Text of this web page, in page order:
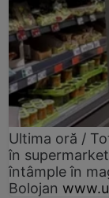
Ultima oră /
în
întâmple în
Bolojan